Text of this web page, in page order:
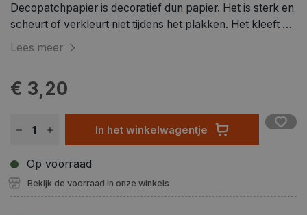
Decopatchpapier is decoratief dun papier. Het is sterk en
scheurt of verkleurt niet tijdens het plakken. Het kleeft op
effen en oneffen ondergrond en is aan te brengen met de
Lees meer
€ 3,20
In het winkelwagentje
Op voorraad
Bekijk de voorraad in onze winkels